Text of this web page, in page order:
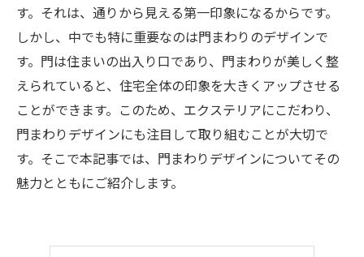
す。それは、通りから見える第一印象になるからです。
しかし、中でも特に重要なのは門まわりのデザインで
す。門は住まいの出入り口であり、門まわりが美しく整
えられていると、住宅全体の印象を大きくアップさせる
ことができます。このため、エクステリアにこだわり、
門まわりデザインにも注目して取り組むことが大切で
す。そこで本記事では、門まわりデザインについてその
魅力とともにご紹介します。